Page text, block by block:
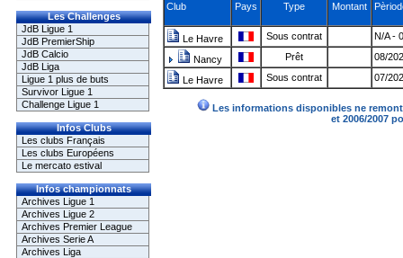
Les Challenges
JdB Ligue 1
JdB PremierShip
JdB Calcio
JdB Liga
Ligue 1 plus de buts
Survivor Ligue 1
Challenge Ligue 1
Infos Clubs
Les clubs Français
Les clubs Européens
Le mercato estival
Infos championnats
Archives Ligue 1
Archives Ligue 2
Archives Premier League
Archives Serie A
Archives Liga
Club Pays Type Montant
Le Havre Sous contrat N/A -
Nancy Prêt 08/
Le Havre Sous contrat 07/
Les informations disponibles ne
et 2006/2007